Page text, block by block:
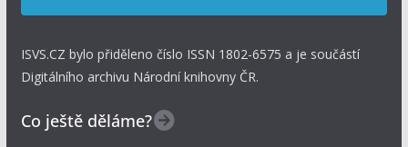
ISVS.CZ bylo přiděleno číslo ISSN 1802-6575 a je součástí
Digitálního archivu Národní knihovny ČR.
Co ještě děláme?